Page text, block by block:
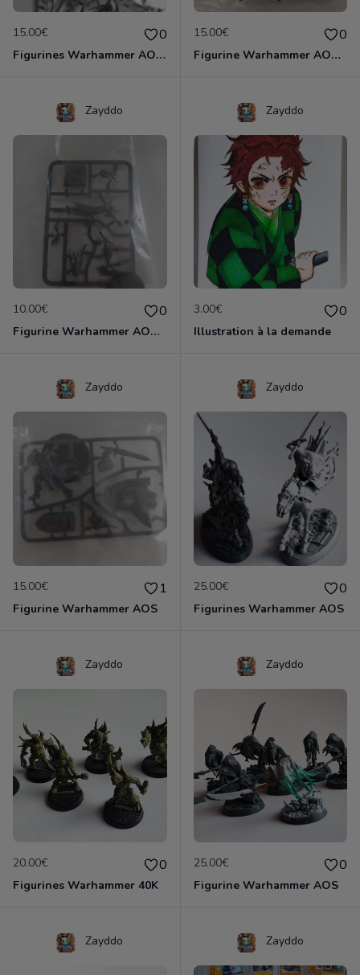
15.00€ 0
Figurines Warhammer AOS sous blister
15.00€ 0
Figurine Warhammer AOS sous blister
Zayddo
10.00€ 0
Figurine Warhammer AOS sous blister
Zayddo
3.00€ 0
Illustration à la demande
Zayddo
15.00€ 1
Figurine Warhammer AOS
Zayddo
25.00€ 0
Figurines Warhammer AOS
Zayddo
20.00€ 0
Figurines Warhammer 40K
Zayddo
25.00€ 0
Figurine Warhammer AOS
Zayddo Zayddo